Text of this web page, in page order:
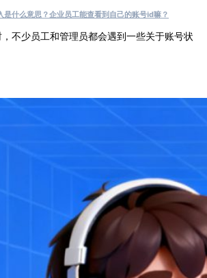
是什么意思？企业员工能查看到自己的账号id嘛？
不少员工和管理员都会遇到一些关于账号状